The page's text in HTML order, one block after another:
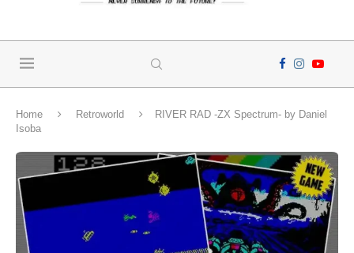
Home Retroworld
RIVER RAD -ZX Spectrum- by Daniel
Isoba